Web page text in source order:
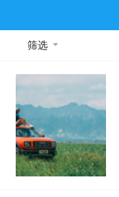
筛选